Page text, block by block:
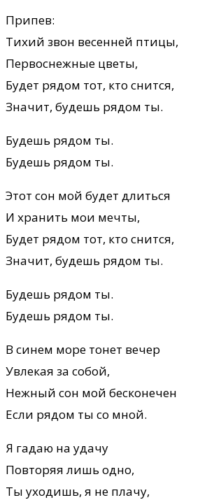
Припев:
Тихий звон весенней птицы,
Первоснежные цветы,
Будет рядом тот, кто снится,
Значит, будешь рядом ты.
Будешь рядом ты.
Будешь рядом ты.
Этот сон мой будет длиться
И хранить мои мечты,
Будет рядом тот, кто снится,
Значит, будешь рядом ты.
Будешь рядом ты.
Будешь рядом ты.
В синем море тонет вечер
Увлекая за собой,
Нежный сон мой бесконечен
Если рядом ты со мной.
Я гадаю на удачу
Повторяя лишь одно,
Ты уходишь, я не плачу,